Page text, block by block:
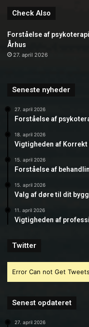
Check Also
Forståelse af
Århus
27. april 2026
Seneste nyheder
27. april 2026
Forståelse af
18. april 2026
Vigtigheden af
15. april 2026
Forståelse af
15. april 2026
Valg af døre til dit
11. april 2026
Vigtigheden af
Twitter
Error Can not Get
Senest opdateret
27. april 2026